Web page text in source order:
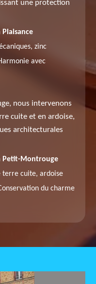
une protection
zinc
avec
nous intervenons
cuite et en ardoise,
architecturales
Petit-Montrouge
terre cuite, ardoise
du charme